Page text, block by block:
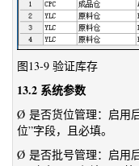
图13-9 验证库存
13.2 系统参数
Ø 是否货位管理：启用
位”字段，且必填。
Ø 是否批号管理：启用